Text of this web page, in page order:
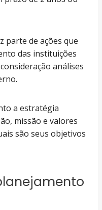
parte de ações que
das instituições
análises
a estratégia
missão e valores
são seus objetivos